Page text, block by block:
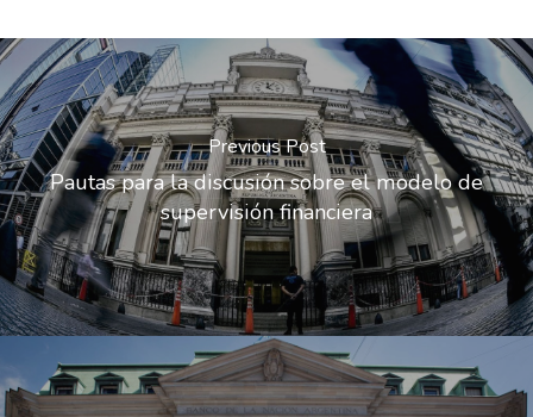
Previous Post
Pautas para la discusión sobre el modelo de
supervisión financiera